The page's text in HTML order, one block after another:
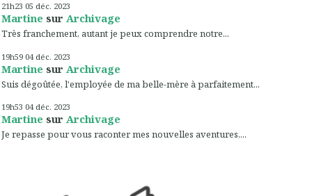
21h23 05 déc. 2023
Martine sur Archivage
Très franchement, autant je peux comprendre notre...
19h59 04 déc. 2023
Martine sur Archivage
Suis dégoûtée, l'employée de ma belle-mère à parfaitement...
19h53 04 déc. 2023
Martine sur Archivage
Je repasse pour vous raconter mes nouvelles aventures,...